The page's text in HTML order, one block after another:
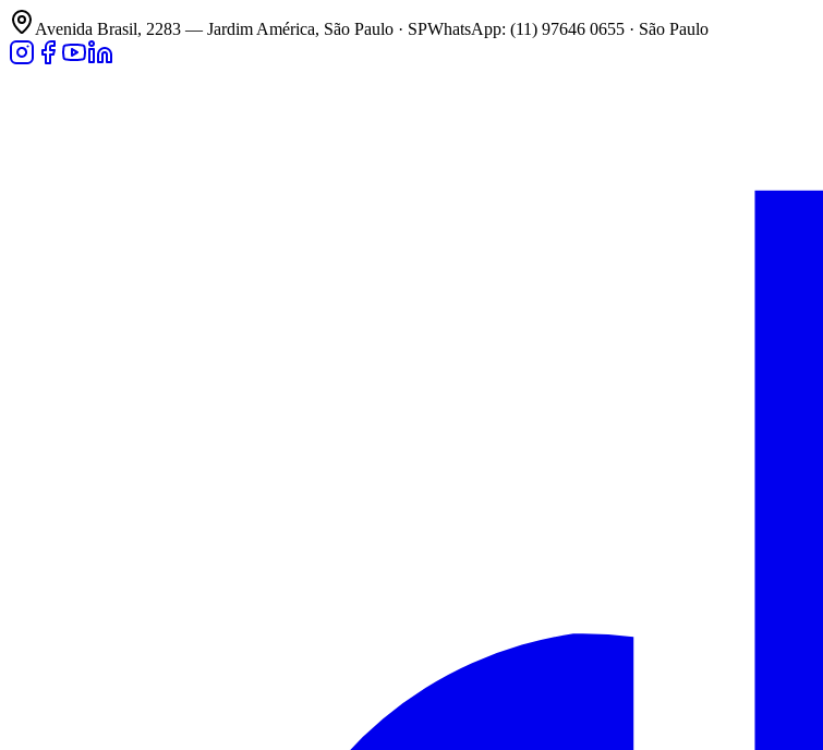
Avenida Brasil, 2283 — Jardim América, São Paulo · SPWhatsApp: (11) 97646 0655 · São Paulo